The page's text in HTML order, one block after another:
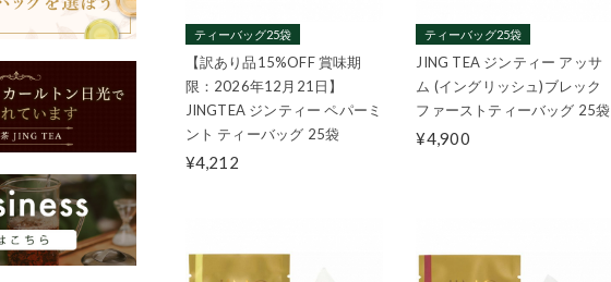
ティーバッグ25袋
【訳あり品15%OFF 賞味期
限：2026年12月21日】
JINGTEA ジンティー ペパーミ
ント ティーバッグ 25袋
¥4,212
ティーバッグ25袋
JING TEA ジンティー アッサ
ム (イングリッシュ)ブレック
ファーストティーバッグ 25袋
¥4,900